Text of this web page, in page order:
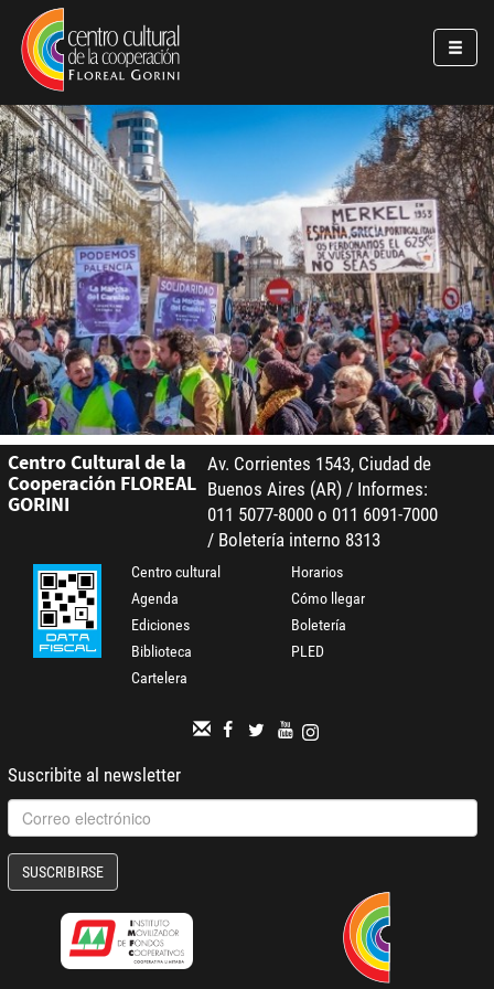
Pasar al contenido principal
Jump to main content
Centro Cultural de la
Cooperación FLOREAL
GORINI
Av. Corrientes 1543, Ciudad de
Buenos Aires (AR) / Informes:
011 5077-8000 o 011 6091-7000
/ Boletería interno 8313
Centro cultural
Agenda
Ediciones
Biblioteca
Cartelera
Horarios
Cómo llegar
Boletería
PLED
Suscribite al newsletter
SUSCRIBIRSE